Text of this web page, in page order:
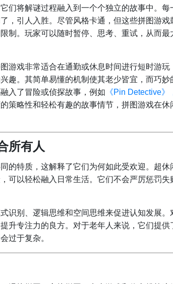
们将解谜过程融入到一个个独立的故事中。每
，引人入胜。尽管风格卡通，但这些拼图游戏
制。玩家可以随时暂停、思考、重试，从而最
游戏非常适合在通勤或休息时间进行短时游玩
趣。其简单易懂的机制使其老少皆宜，而巧
入了冒险或侦探故事，例如 《Pin Detective》
策略性和轻松有趣的故事情节，拼图游戏在休
所有人
的特质，这解释了它们为何如此受欢迎。超休
可以轻松融入日常生活。它们不会严厉惩罚失
识别、逻辑思维和空间思维来促进认知发展。
升专注力的良方。对于老年人来说，它们提
过于复杂。